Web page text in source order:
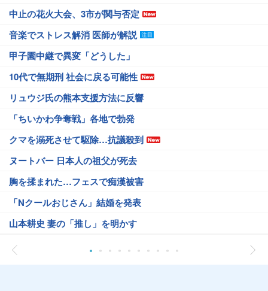
中止の花火大会、3市が関与否定
音楽でストレス解消 医師が解説
甲子園中継で異変「どうした」
10代で無期刑 社会に戻る可能性
リュウジ氏の熊本支援方法に反響
「ちいかわ争奪戦」各地で勃発
クマを溺死させて駆除…抗議殺到
ヌートバー 日本人の祖父が死去
胸を揉まれた…フェスで痴漢被害
「Nクールおじさん」結婚を発表
山本耕史 妻の「推し」を明かす